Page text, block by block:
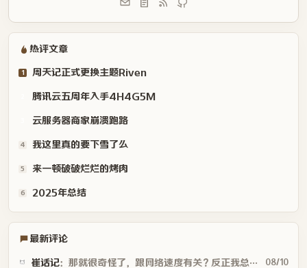
热评文章
1 周天记正式更换主题Riven
腾讯云五周年入手4H4G5M
云服务器商家崩溃跑路
4 我这里真的要下雪了么
5 来一顿破破烂烂的烤肉
6 2025年总结
最新评论
崔话记：那就很奇怪了，跟网络速度有关？反正我总能看到图块没跟上鼠标的脚步 08/10